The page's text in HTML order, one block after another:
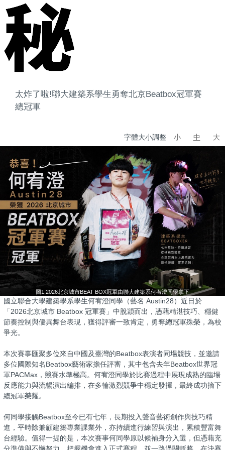
太炸了啦!聯大建築系學生勇奪北京Beatbox冠軍賽
總冠軍
字體大小調整 小 中 大
圖1.2026北京城市BEAT BOX冠軍由聯大建築系何宥澄同學拿下
國立聯合大學建築學系學生何宥澄同學（藝名 Austin28）近日於
「2026北京城市 Beatbox 冠軍賽」中脫穎而出，憑藉精湛技巧、穩健
節奏控制與優異舞台表現，獲得評審一致肯定，勇奪總冠軍殊榮，為校
爭光。
本次賽事匯聚多位來自中國及臺灣的Beatbox表演者同場競技，並邀請
多位國際知名Beatbox藝術家擔任評審，其中包含去年Beatbox世界冠
軍PACMax，競賽水準極高。何宥澄同學於比賽過程中展現成熟的臨場
反應能力與流暢演出編排，在多輪激烈競爭中穩定發揮，最終成功摘下
總冠軍榮耀。
何同學接觸Beatbox至今已有七年，長期投入聲音藝術創作與技巧精
進，平時除兼顧建築專業課業外，亦持續進行練習與演出，累積豐富舞
台經驗。值得一提的是，本次賽事何同學原以候補身分入選，但憑藉充